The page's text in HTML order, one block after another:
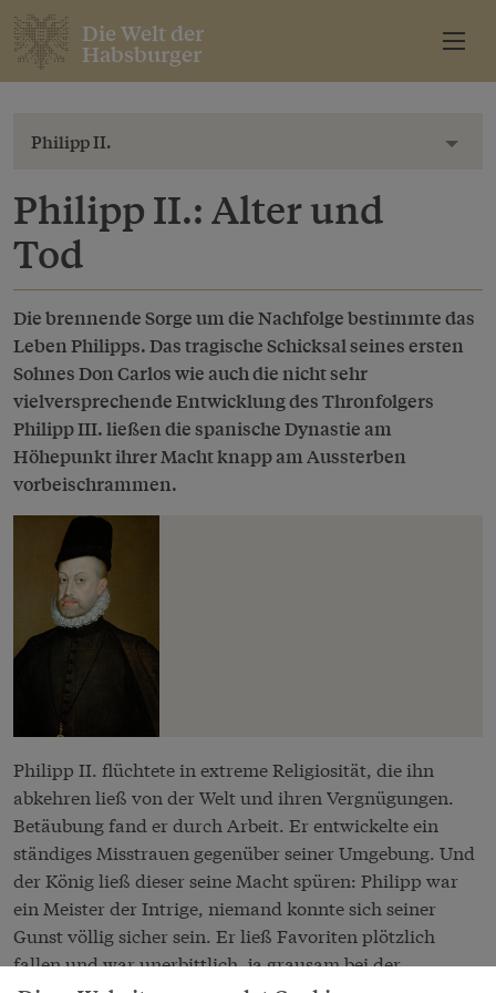
Die Welt der
Habsburger
Philipp II.
Philipp II.: Alter und
Tod
Die brennende Sorge um die Nachfolge bestimmte das
Leben Philipps. Das tragische Schicksal seines ersten
Sohnes Don Carlos wie auch die nicht sehr
vielversprechende Entwicklung des Thronfolgers
Philipp III. ließen die spanische Dynastie am
Höhepunkt ihrer Macht knapp am Aussterben
vorbeischrammen.
Philipp II. flüchtete in extreme Religiosität, die ihn
abkehren ließ von der Welt und ihren Vergnügungen.
Betäubung fand er durch Arbeit. Er entwickelte ein
ständiges Misstrauen gegenüber seiner Umgebung. Und
der König ließ dieser seine Macht spüren: Philipp war
ein Meister der Intrige, niemand konnte sich seiner
Gunst völlig sicher sein. Er ließ Favoriten plötzlich
fallen und war unerbittlich, ja grausam bei der